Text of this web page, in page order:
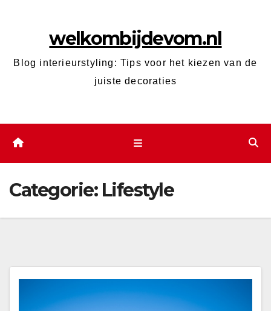
inhoud
welkombijdevom.nl
Blog interieurstyling: Tips voor het kiezen van de
juiste decoraties
Categorie: Lifestyle